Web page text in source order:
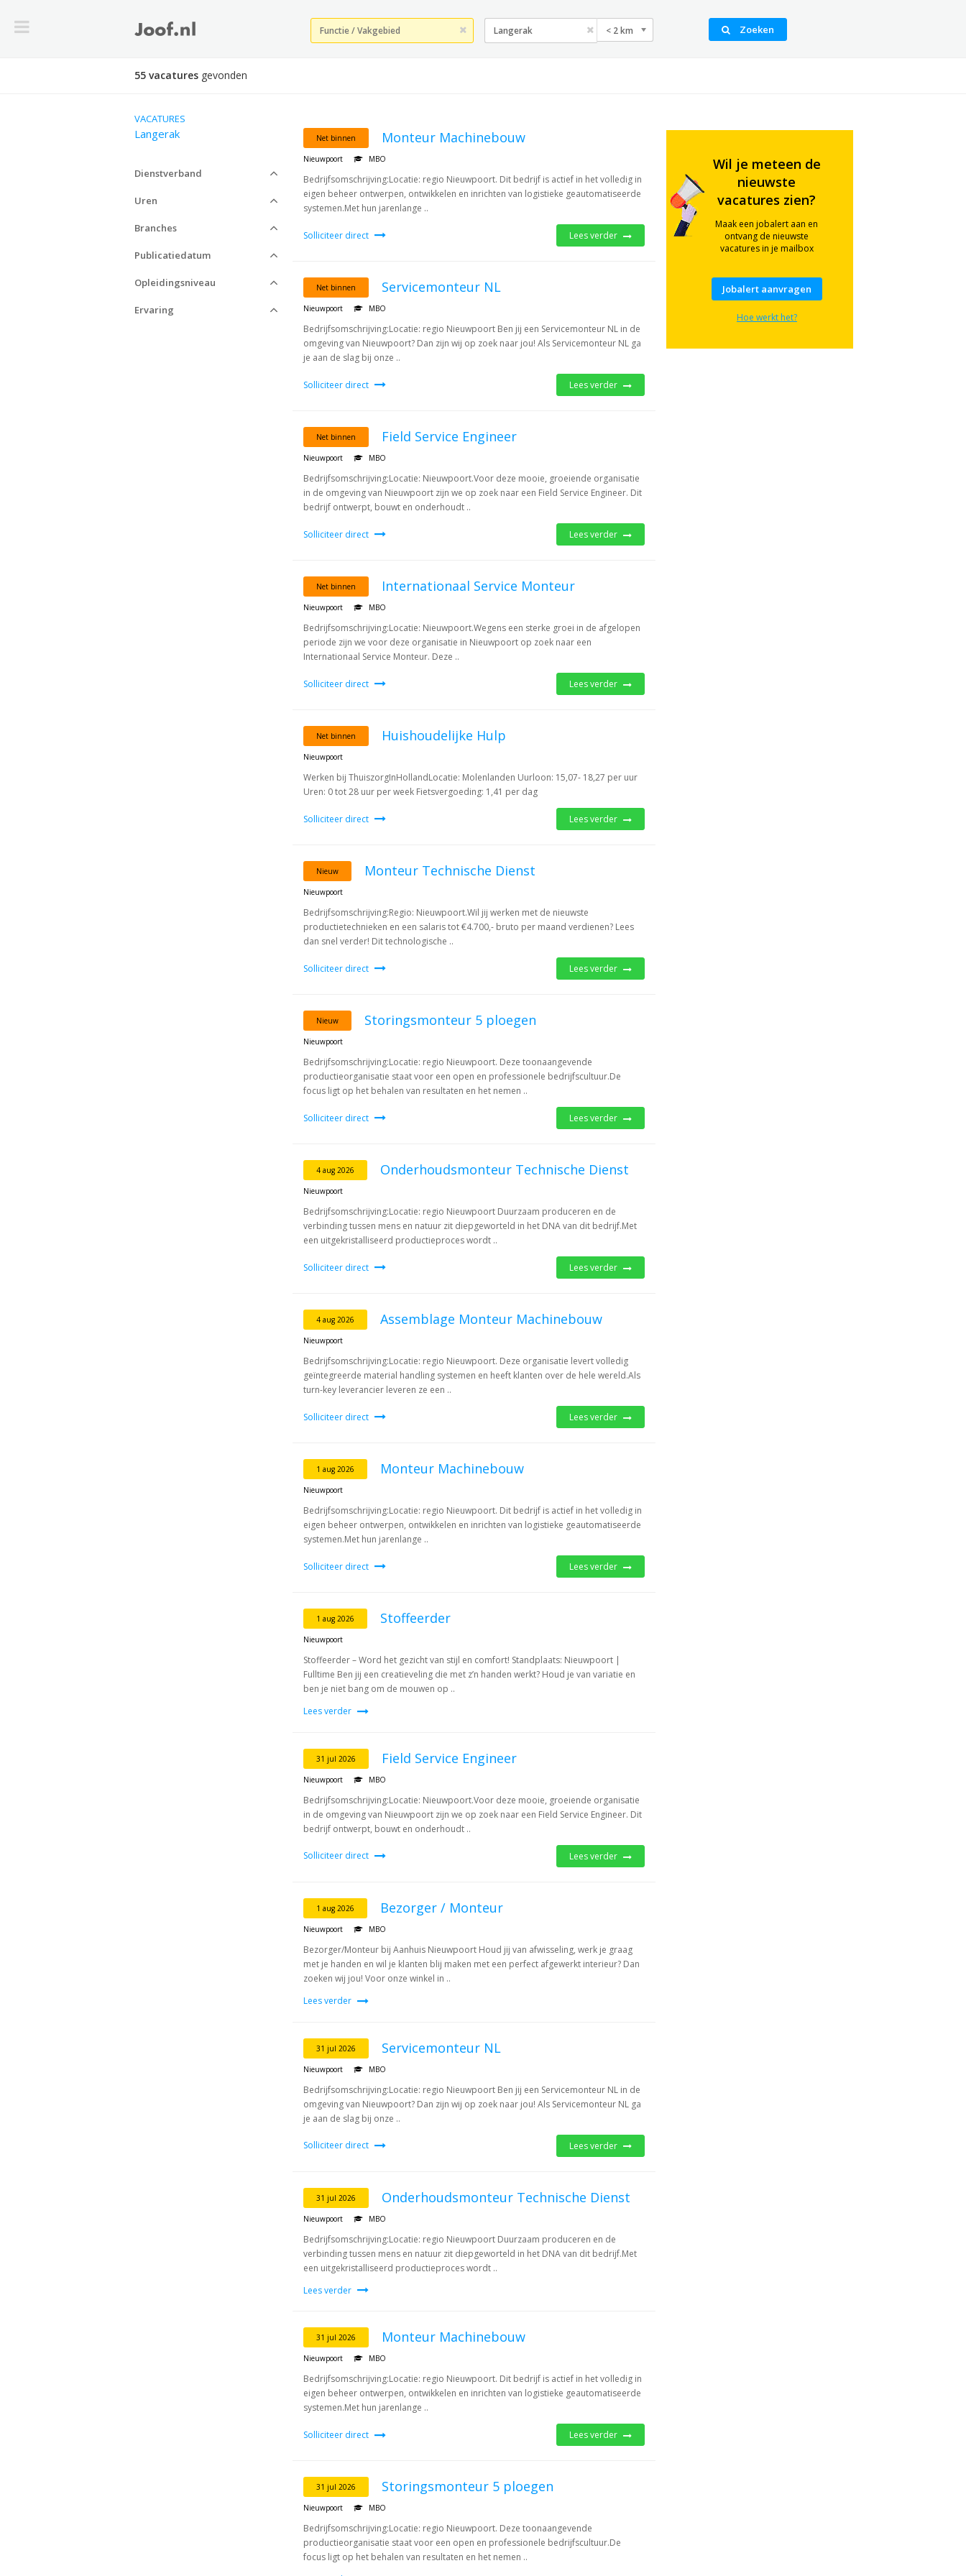
< 2 km Zoeken
55 vacatures gevonden
VACATURES
Langerak
Dienstverband
Uren
Branches
Publicatiedatum
Opleidingsniveau
Ervaring
Net binnen Monteur Machinebouw
Nieuwpoort MBO
Bedrijfsomschrijving:Locatie: regio Nieuwpoort. Dit bedrijf is actief in het volledig in
eigen beheer ontwerpen, ontwikkelen en inrichten van logistieke geautomatiseerde
systemen.Met hun jarenlange ..
Solliciteer direct Lees verder
Net binnen Servicemonteur NL
Nieuwpoort MBO
Bedrijfsomschrijving:Locatie: regio Nieuwpoort Ben jij een Servicemonteur NL in de
omgeving van Nieuwpoort? Dan zijn wij op zoek naar jou! Als Servicemonteur NL ga
je aan de slag bij onze ..
Solliciteer direct Lees verder
Net binnen Field Service Engineer
Nieuwpoort MBO
Bedrijfsomschrijving:Locatie: Nieuwpoort.Voor deze mooie, groeiende organisatie
in de omgeving van Nieuwpoort zijn we op zoek naar een Field Service Engineer. Dit
bedrijf ontwerpt, bouwt en onderhoudt ..
Solliciteer direct Lees verder
Net binnen Internationaal Service Monteur
Nieuwpoort MBO
Bedrijfsomschrijving:Locatie: Nieuwpoort.Wegens een sterke groei in de afgelopen
periode zijn we voor deze organisatie in Nieuwpoort op zoek naar een
Internationaal Service Monteur. Deze ..
Solliciteer direct Lees verder
Net binnen Huishoudelijke Hulp
Nieuwpoort
Werken bij ThuiszorgInHollandLocatie: Molenlanden Uurloon: 15,07- 18,27 per uur
Uren: 0 tot 28 uur per week Fietsvergoeding: 1,41 per dag
Solliciteer direct Lees verder
Nieuw Monteur Technische Dienst
Nieuwpoort
Bedrijfsomschrijving:Regio: Nieuwpoort.Wil jij werken met de nieuwste
productietechnieken en een salaris tot €4.700,- bruto per maand verdienen? Lees
dan snel verder! Dit technologische ..
Solliciteer direct Lees verder
Nieuw Storingsmonteur 5 ploegen
Nieuwpoort
Bedrijfsomschrijving:Locatie: regio Nieuwpoort. Deze toonaangevende
productieorganisatie staat voor een open en professionele bedrijfscultuur.De
focus ligt op het behalen van resultaten en het nemen ..
Solliciteer direct Lees verder
4 aug 2026 Onderhoudsmonteur Technische Dienst
Nieuwpoort
Bedrijfsomschrijving:Locatie: regio Nieuwpoort Duurzaam produceren en de
verbinding tussen mens en natuur zit diepgeworteld in het DNA van dit bedrijf.Met
een uitgekristalliseerd productieproces wordt ..
Solliciteer direct Lees verder
4 aug 2026 Assemblage Monteur Machinebouw
Nieuwpoort
Bedrijfsomschrijving:Locatie: regio Nieuwpoort. Deze organisatie levert volledig
geïntegreerde material handling systemen en heeft klanten over de hele wereld.Als
turn-key leverancier leveren ze een ..
Solliciteer direct Lees verder
1 aug 2026 Monteur Machinebouw
Nieuwpoort
Bedrijfsomschrijving:Locatie: regio Nieuwpoort. Dit bedrijf is actief in het volledig in
eigen beheer ontwerpen, ontwikkelen en inrichten van logistieke geautomatiseerde
systemen.Met hun jarenlange ..
Solliciteer direct Lees verder
1 aug 2026 Stoffeerder
Nieuwpoort
Stoffeerder – Word het gezicht van stijl en comfort! Standplaats: Nieuwpoort |
Fulltime Ben jij een creatieveling die met z’n handen werkt? Houd je van variatie en
ben je niet bang om de mouwen op ..
Lees verder
31 jul 2026 Field Service Engineer
Nieuwpoort MBO
Bedrijfsomschrijving:Locatie: Nieuwpoort.Voor deze mooie, groeiende organisatie
in de omgeving van Nieuwpoort zijn we op zoek naar een Field Service Engineer. Dit
bedrijf ontwerpt, bouwt en onderhoudt ..
Solliciteer direct Lees verder
1 aug 2026 Bezorger / Monteur
Nieuwpoort MBO
Bezorger/Monteur bij Aanhuis Nieuwpoort Houd jij van afwisseling, werk je graag
met je handen en wil je klanten blij maken met een perfect afgewerkt interieur? Dan
zoeken wij jou! Voor onze winkel in ..
Lees verder
31 jul 2026 Servicemonteur NL
Nieuwpoort MBO
Bedrijfsomschrijving:Locatie: regio Nieuwpoort Ben jij een Servicemonteur NL in de
omgeving van Nieuwpoort? Dan zijn wij op zoek naar jou! Als Servicemonteur NL ga
je aan de slag bij onze ..
Solliciteer direct Lees verder
31 jul 2026 Onderhoudsmonteur Technische Dienst
Nieuwpoort MBO
Bedrijfsomschrijving:Locatie: regio Nieuwpoort Duurzaam produceren en de
verbinding tussen mens en natuur zit diepgeworteld in het DNA van dit bedrijf.Met
een uitgekristalliseerd productieproces wordt ..
Lees verder
31 jul 2026 Monteur Machinebouw
Nieuwpoort MBO
Bedrijfsomschrijving:Locatie: regio Nieuwpoort. Dit bedrijf is actief in het volledig in
eigen beheer ontwerpen, ontwikkelen en inrichten van logistieke geautomatiseerde
systemen.Met hun jarenlange ..
Solliciteer direct Lees verder
31 jul 2026 Storingsmonteur 5 ploegen
Nieuwpoort MBO
Bedrijfsomschrijving:Locatie: regio Nieuwpoort. Deze toonaangevende
productieorganisatie staat voor een open en professionele bedrijfscultuur.De
focus ligt op het behalen van resultaten en het nemen ..
Wil je meteen de
nieuwste
vacatures zien?
Maak een jobalert aan en
ontvang de nieuwste
vacatures in je mailbox
Jobalert aanvragen
Hoe werkt het?